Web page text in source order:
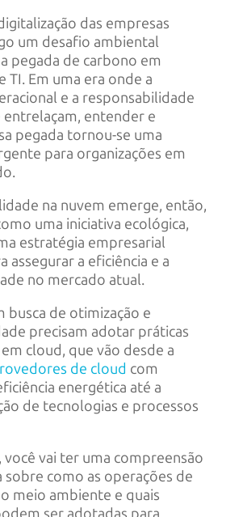
das empresas
um desafio ambiental
pegada de carbono em
TI. Em uma era onde a
e a responsabilidade
entrelaçam, entender e
pegada tornou-se uma
para organizações em
na nuvem emerge, então,
uma iniciativa ecológica,
estratégia empresarial
assegurar a eficiência e a
no mercado atual.
busca de otimização e
precisam adotar práticas
cloud, que vão desde a
de cloud com
energética até a
de tecnologias e processos
vai ter uma compreensão
como as operações de
meio ambiente e quais